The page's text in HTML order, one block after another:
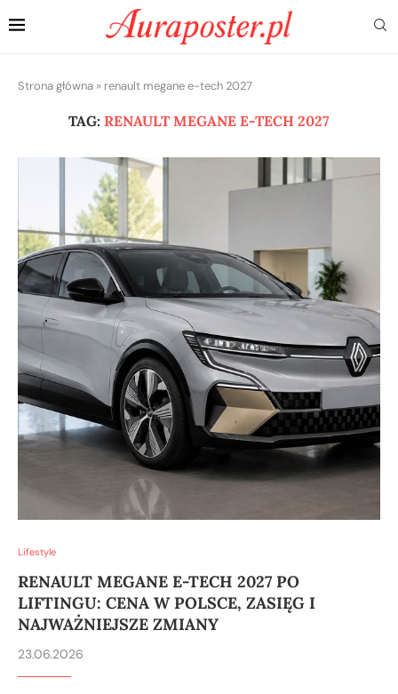
Strona główna » renault megane e-tech 2027
TAG: RENAULT MEGANE E-TECH 2027
Lifestyle
RENAULT MEGANE E-TECH 2027 PO
LIFTINGU: CENA W POLSCE, ZASIĘG I
NAJWAŻNIEJSZE ZMIANY
23.06.2026